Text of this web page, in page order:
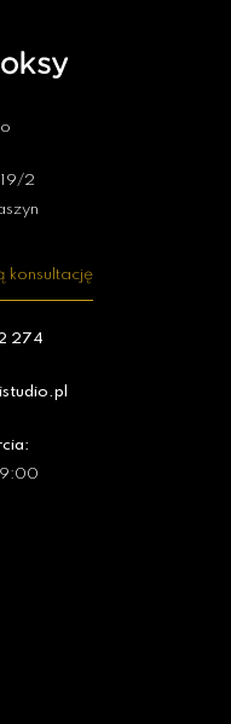
2
konsultację
274